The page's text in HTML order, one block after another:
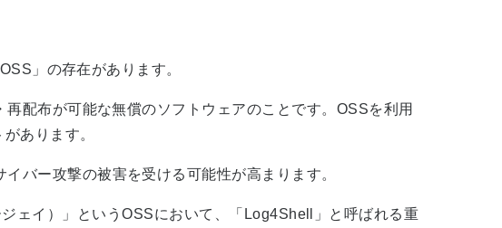
」の存在があります。
配布が可能な無償のソフトウェアのことです。OSSを利用
あります。
バー攻撃の被害を受ける可能性が高まります。
ェイ）」というOSSにおいて、「Log4Shell」と呼ばれる重